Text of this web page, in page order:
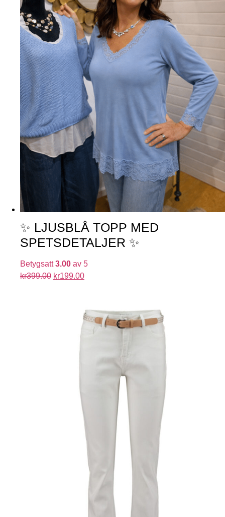
✨ LJUSBLÅ TOPP MED
SPETSDETALJER ✨
Betygsatt3.00 av 5
kr399.00 kr199.00